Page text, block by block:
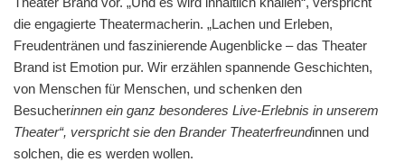
die engagierte Theatermacherin. „Lachen und Erleben,
Freudentränen und faszinierende Augenblicke – das Theater
Brand ist Emotion pur. Wir erzählen spannende Geschichten,
von Menschen für Menschen, und schenken den
Besucherinnen ein ganz besonderes Live-Erlebnis in unserem
Theater“, verspricht sie den Brander Theaterfreundinnen und
solchen, die es werden wollen.